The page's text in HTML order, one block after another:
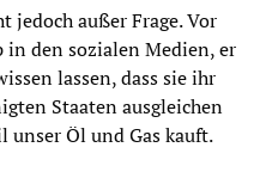
jedoch außer Frage. Vor
in den sozialen Medien, er
lassen, dass sie ihr
Staaten ausgleichen
unser Öl und Gas kauft.